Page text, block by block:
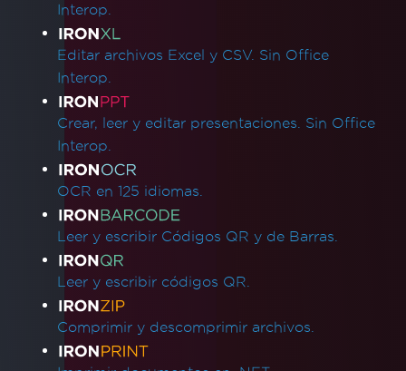
Interop.
Editar archivos Excel y CSV. Sin Office
Interop.
Crear, leer y editar presentaciones. Sin Office
Interop.
OCR en 125 idiomas.
Leer y escribir Códigos QR y de Barras.
Leer y escribir códigos QR.
Comprimir y descomprimir archivos.